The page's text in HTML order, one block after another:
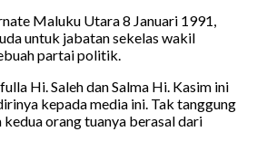
Maluku Utara 8 Januari 1991,
untuk jabatan sekelas wakil
partai politik.
Hi. Saleh dan Salma Hi. Kasim ini
kepada media ini. Tak tanggung
orang tuanya berasal dari